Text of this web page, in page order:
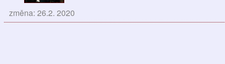
změna: 26.2. 2020